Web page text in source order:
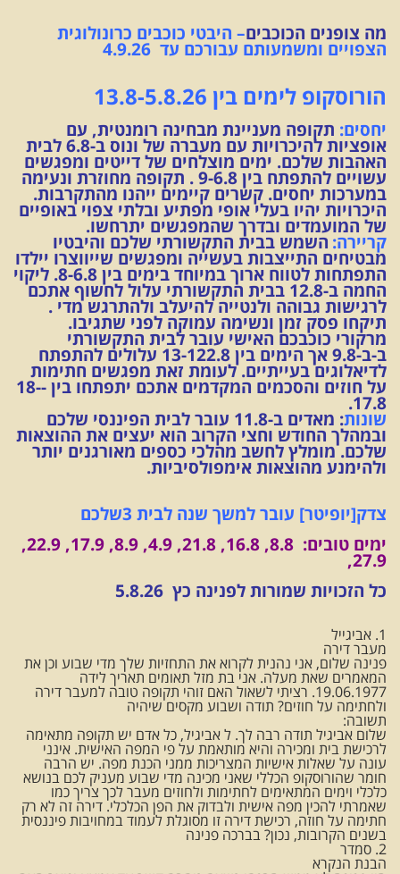
מה צופנים הכוכבים– היבטי כוכבים כרונולוגית
הצפויים ומשמעותם עבורכם עד 4.9.26
הורוסקופ לימים בין 13.8-5.8.26
יחסים: תקופה מעניינת מבחינה רומנטית, עם
אופציות להיכרויות עם מעברה של ונוס ב-6.8 לבית
האהבות שלכם. ימים מוצלחים של דייטים ומפגשים
עשויים להתפתח בין 9-6.8 . תקופה מחוזרת ונעימה
במערכות יחסים. קשרים קיימים ייהנו מהתקרבות.
היכרויות יהיו בעלי אופי מפתיע ובלתי צפוי באופיים
של המועמדים ובדרך שהמפגשים יתרחשו.
קריירה: השמש בבית התקשורתי שלכם והיבטיו
מבטיחים התייצבות בעשייה ומפגשים שייווצרו יילדו
התפתחות לטווח ארוך במיוחד בימים בין 8-6.8. ליקוי
החמה ב-12.8 בבית התקשורתי עלול לחשוף אתכם
לרגישות גבוהה ולנטייה להיעלב ולהתרגש מדי .
תיקחו פסק זמן ונשימה עמוקה לפני שתגיבו.
מרקורי כוכבכם האישי עובר לבית התקשורתי
ב-ב-9.8 אך הימים בין 13-122.8 עלולים להתפתח
לדיאלוגים בעייתיים. לעומת זאת מפגשים חתימות
על חוזים והסכמים המקדמים אתכם יתפתחו בין -18-
17.8.
שונות : מאדים ב-11.8 עובר לבית הפיננסי שלכם
ובמהלך החודש וחצי הקרוב הוא יעצים את ההוצאות
שלכם. מומלץ לחשב מהלכי כספים מאורגנים יותר
ולהימנע מהוצאות אימפולסיביות.
צדק[יופיטר] עובר למשך שנה לבית 3
שלכם
ימים טובים: 8.8, 16.8, 21.8, 4.9, 8.9, 17.9, 22.9,
27.9,
כל הזכויות שמורות לפנינה כץ 5.8.26
1. אביגייל
מעבר דירה
פנינה שלום, אני נהנית לקרוא את התחזיות שלך מדי שבוע וכן את
המאמרים שאת מעלה. אני בת מזל תאומים תאריך לידה
19.06.1977. רציתי לשאול האם זוהי תקופה טובה למעבר דירה
ולחתימה על חוזים? תודה ושבוע מקסים שיהיה
תשובה:
שלום אביגיל תודה רבה לך. ל אביגיל, כל אדם יש תקופה מתאימה
לרכישת בית ומכירה והיא מותאמת על פי המפה האישית. אינני
עונה על שאלות אישיות המצריכות ממני הכנת מפה. יש הרבה
חומר שהורוסקופ הכללי שאני מכינה מדי שבוע מעניק לכם בנושא
כלכלי וימים המתאימים לחתימות ולחוזים מעבר לכך צריך כמו
שאמרתי להכין מפה אישית ולבדוק את הפן הכלכלי. דירה זה לא רק
חתימה על חוזה, רכישת דירה זו מסוגלת לעמוד במחויבות פיננסית
בשנים הקרובות, נכון? בברכה פנינה
2. סמדר
הבנת הנקרא